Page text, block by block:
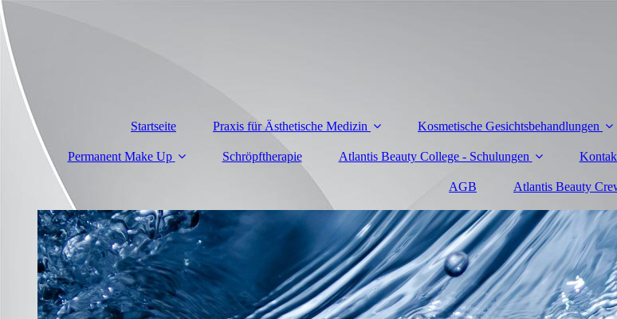
Startseite Praxis für Ästhetische Medizin Kosmetische Gesichtsbehandlungen
Permanent Make Up Schröpftherapie Atlantis Beauty College - Schulungen
AGB Atlantis Beauty